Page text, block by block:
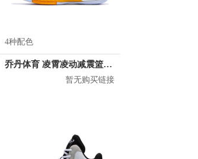
4种配色
乔丹体育 凌霄凌动减震篮球鞋 XM4590101
暂无购买链接